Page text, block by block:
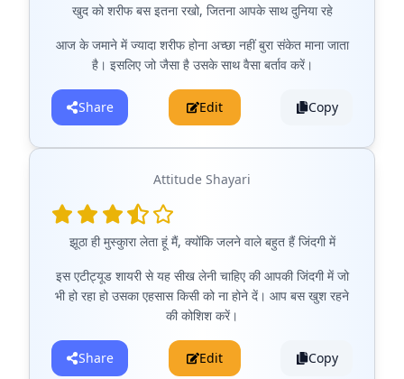
खुद को शरीफ बस इतना रखो, जितना आपके साथ दुनिया रहे
आज के जमाने में ज्यादा शरीफ होना अच्छा नहीं बुरा संकेत माना जाता
है। इसलिए जो जैसा है उसके साथ वैसा बर्ताव करें।
Share Edit Copy
Attitude Shayari
झूठा ही मुस्कुारा लेता हूं मैं, क्योंकि जलने वाले बहुत हैं जिंदगी में
इस एटीट्यूड शायरी से यह सीख लेनी चाहिए की आपकी जिंदगी में जो
भी हो रहा हो उसका एहसास किसी को ना होने दें। आप बस खुश रहने
की कोशिश करें।
Share Edit Copy